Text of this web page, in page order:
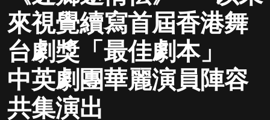
來視覺續寫首屆香港舞
台劇獎「最佳劇本」
中英劇團華麗演員陣容
共集演出